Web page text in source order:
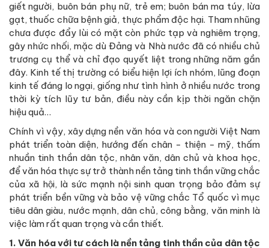
giết người, buôn bán phụ nữ, trẻ em; buôn bán ma túy, lừa
gạt, thuốc chữa bệnh giả, thực phẩm độc hại. Tham nhũng
chưa được đẩy lùi có mặt còn phức tạp và nghiêm trọng,
gây nhức nhối, mặc dù Đảng và Nhà nước đã có nhiều chủ
trương cụ thể và chỉ đạo quyết liệt trong những năm gần
đây. Kinh tế thị trường có biểu hiện lợi ích nhóm, lũng đoạn
kinh tế đáng lo ngại, giống như tình hình ở nhiều nước trong
thời kỳ tích lũy tư bản, điều này cần kịp thời ngăn chặn
hiệu quả…
Chính vì vậy, xây dựng nền văn hóa và con người Việt Nam
phát triển toàn diện, hướng đến chân - thiện - mỹ, thấm
nhuần tinh thần dân tộc, nhân văn, dân chủ và khoa học,
để văn hóa thực sự trở thành nền tảng tinh thần vững chắc
của xã hội, là sức mạnh nội sinh quan trọng bảo đảm sự
phát triển bền vững và bảo vệ vững chắc Tổ quốc vì mục
tiêu dân giàu, nước mạnh, dân chủ, công bằng, văn minh là
việc làm rất quan trọng và cần thiết.
1. Văn hóa với tư cách là nền tảng tinh thần của dân tộc